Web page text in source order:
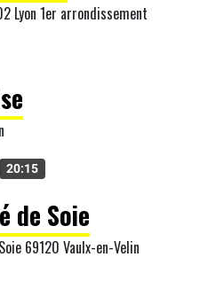
Lyon 1er arrondissement
20:15
de Soie
69120 Vaulx-en-Velin